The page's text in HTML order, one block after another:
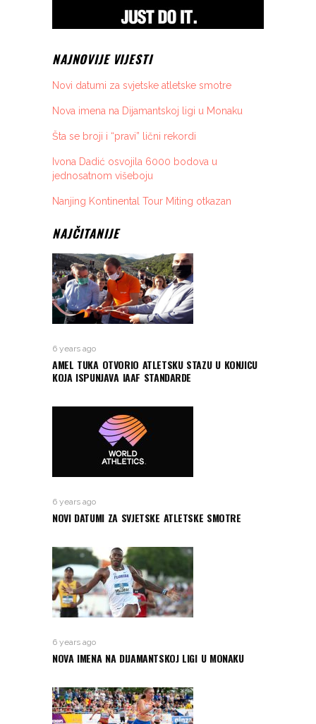
NAJNOVIJE VIJESTI
Novi datumi za svjetske atletske smotre
Nova imena na Dijamantskoj ligi u Monaku
Šta se broji i “pravi” lični rekordi
Ivona Dadić osvojila 6000 bodova u
jednosatnom višeboju
Nanjing Kontinental Tour Miting otkazan
NAJČITANIJE
6 years ago
AMEL TUKA OTVORIO ATLETSKU STAZU U KONJICU
KOJA ISPUNJAVA IAAF STANDARDE
6 years ago
NOVI DATUMI ZA SVJETSKE ATLETSKE SMOTRE
6 years ago
NOVA IMENA NA DIJAMANTSKOJ LIGI U MONAKU